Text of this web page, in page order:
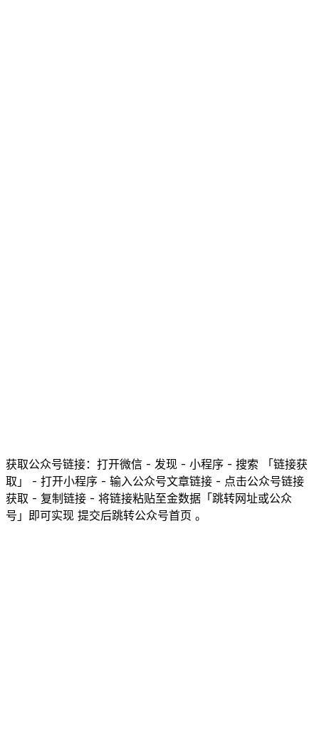
获取公众号链接：打开微信 - 发现 - 小程序 - 搜索 「链接获
取」 - 打开小程序 - 输入公众号文章链接 - 点击公众号链接
获取 - 复制链接 - 将链接粘贴至金数据「跳转网址或公众
号」即可实现 提交后跳转公众号首页 。